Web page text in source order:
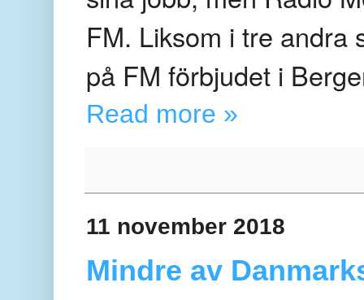
FM. Liksom i tre andra
på FM förbjudet i
Read more »
11 november 2018
Mindre av